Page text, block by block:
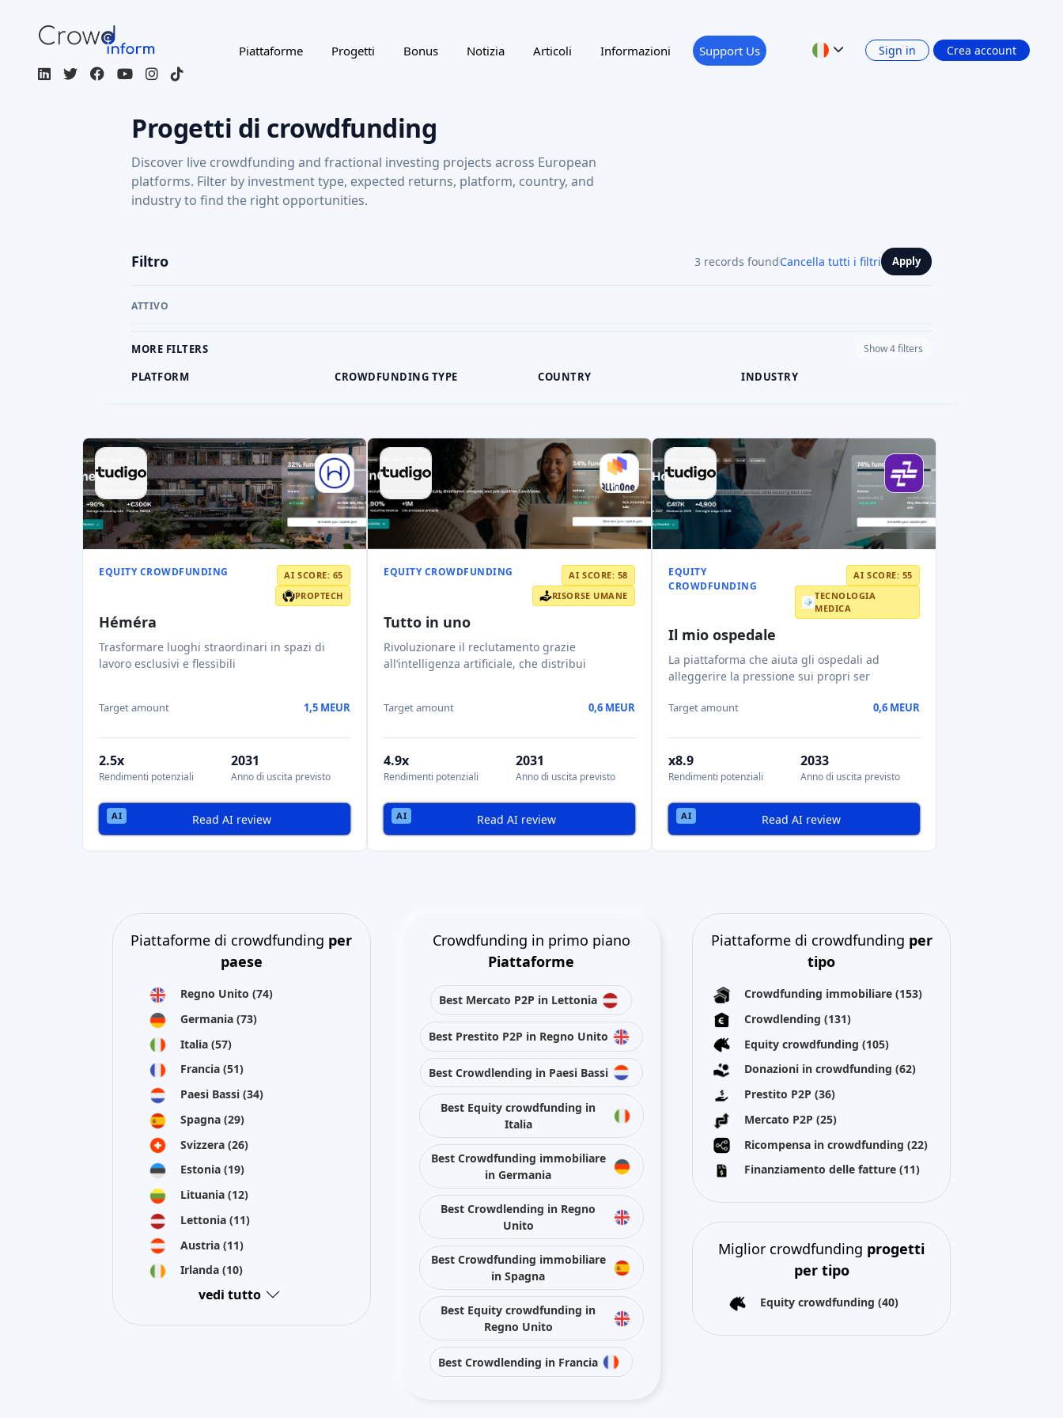
Piattaforme Progetti Bonus Notizia Articoli Informazioni Support Us Sign in Crea account
Progetti di crowdfunding
Discover live crowdfunding and fractional investing projects across European
platforms. Filter by investment type, expected returns, platform, country, and
industry to find the right opportunities.
Filtro 3 records foundCancella tutti i filtri Apply
ATTIVO
MORE FILTERS Show 4 filters
PLATFORM CROWDFUNDING TYPE COUNTRY INDUSTRY
EQUITY CROWDFUNDING
AI SCORE: 65
PROPTECH
Héméra
Trasformare luoghi straordinari in spazi di
lavoro esclusivi e flessibili
Target amount 1,5 MEUR
2.5x
Rendimenti potenziali
2031
Anno di uscita previsto
Read AI review
EQUITY CROWDFUNDING
AI SCORE: 58
RISORSE UMANE
Tutto in uno
Rivoluzionare il reclutamento grazie
all’intelligenza artificiale, che distribui
Target amount 0,6 MEUR
4.9x
Rendimenti potenziali
2031
Anno di uscita previsto
Read AI review
EQUITY
CROWDFUNDING
AI SCORE: 55
TECNOLOGIA
MEDICA
Il mio ospedale
La piattaforma che aiuta gli ospedali ad
alleggerire la pressione sui propri ser
Target amount 0,6 MEUR
x8.9
Rendimenti potenziali
2033
Anno di uscita previsto
Read AI review
Piattaforme di crowdfunding per
paese
Regno Unito (74)
Germania (73)
Italia (57)
Francia (51)
Paesi Bassi (34)
Spagna (29)
Svizzera (26)
Estonia (19)
Lituania (12)
Lettonia (11)
Austria (11)
Irlanda (10)
vedi tutto
Crowdfunding in primo piano
Piattaforme
Best Mercato P2P in Lettonia
Best Prestito P2P in Regno Unito
Best Crowdlending in Paesi Bassi
Best Equity crowdfunding in
Italia
Best Crowdfunding immobiliare
in Germania
Best Crowdlending in Regno
Unito
Best Crowdfunding immobiliare
in Spagna
Best Equity crowdfunding in
Regno Unito
Best Crowdlending in Francia
Piattaforme di crowdfunding per
tipo
Crowdfunding immobiliare(153)
Crowdlending(131)
Equity crowdfunding(105)
Donazioni in crowdfunding(62)
Prestito P2P(36)
Mercato P2P(25)
Ricompensa in crowdfunding(22)
Finanziamento delle fatture(11)
Miglior crowdfunding progetti
per tipo
Equity crowdfunding(40)